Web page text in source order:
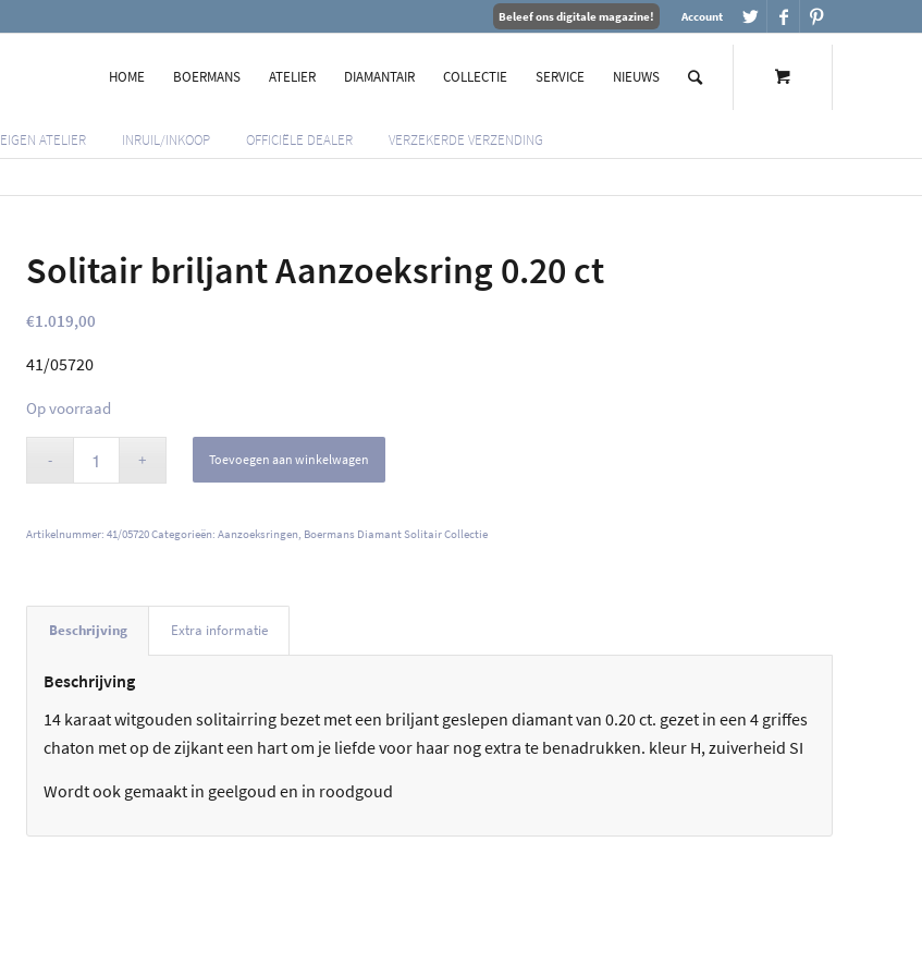
Account
Beleef ons digitale magazine!
HOME BOERMANS ATELIER DIAMANTAIR COLLECTIE SERVICE NIEUWS
EIGEN ATELIER INRUIL/INKOOP OFFICIËLE DEALER VERZEKERDE VERZENDING
Solitair briljant Aanzoeksring 0.20 ct
€1.019,00
41/05720
Op voorraad
Toevoegen aan winkelwagen
Artikelnummer:41/05720Categorieën:Aanzoeksringen Boermans Diamant Solitair Collectie
Beschrijving Extra informatie
Beschrijving
14 karaat witgouden solitairring bezet met een briljant geslepen diamant van 0.20 ct. gezet in een 4 griffes
chaton met op de zijkant een hart om je liefde voor haar nog extra te benadrukken. kleur H, zuiverheid SI
Wordt ook gemaakt in geelgoud en in roodgoud